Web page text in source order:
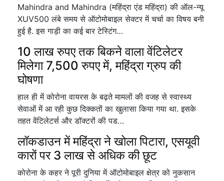
Mahindra and Mahindra (महिंद्रा एंड महिंद्रा) की ऑल-न्यू
XUV500 लंबे समय से ऑटोमोबाइल सेक्टर में चर्चा का विषय बनी
हुई है. इस गाड़ी का कई बार टेस्टिंग…
10 लाख रुपए तक बिकने वाला वेंटिलेटर
मिलेगा 7,500 रुपए में, महिंद्रा ग्रुप की
घोषणा
हाल ही में कोरोना वायरस के बढ़ते मामलों की वजह से स्वास्थ्य
सेवाओं में आ रही कुछ दिक्कतों का खुलासा किया गया था. इसके
तहत वेंटिलेटर्स और डॉक्टरों की पड…
लॉकडाउन में महिंद्रा ने खोला पिटारा, एसयूवी
कारों पर 3 लाख से अधिक की छूट
कोरोना के कहर ने पूरी दुनिया में ऑटोमोबाइल क्षेत्र को नुकसान